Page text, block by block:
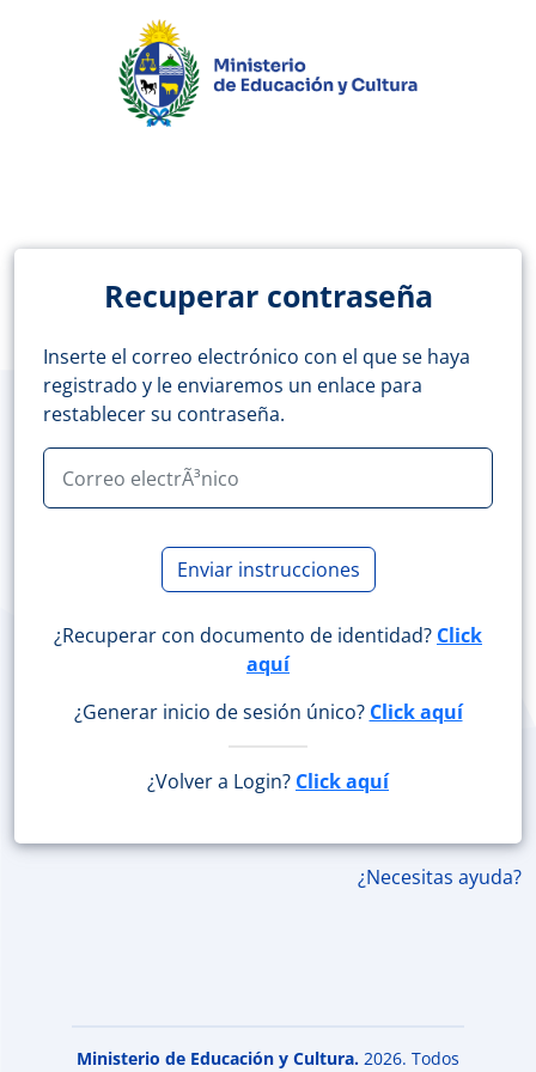
Recuperar contraseña
Inserte el correo electrónico con el que se haya
registrado y le enviaremos un enlace para
restablecer su contraseña.
Correo electrÃ³nico
Enviar instrucciones
¿Recuperar con documento de identidad? Click
aquí
¿Generar inicio de sesión único? Click aquí
¿Volver a Login? Click aquí
¿Necesitas ayuda?
Ministerio de Educación y Cultura. 2026. Todos